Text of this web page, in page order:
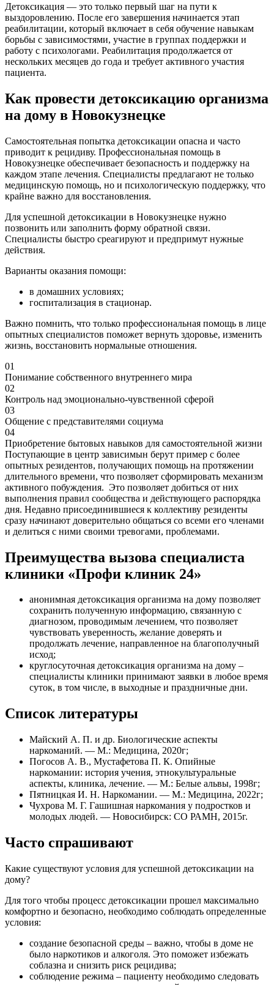
Детоксикация — это только первый шаг на пути к
выздоровлению. После его завершения начинается этап
реабилитации, который включает в себя обучение навыкам
борьбы с зависимостями, участие в группах поддержки и
работу с психологами. Реабилитация продолжается от
нескольких месяцев до года и требует активного участия
пациента.
Как провести детоксикацию организма
на дому в Новокузнецке
Самостоятельная попытка детоксикации опасна и часто
приводит к рецидиву. Профессиональная помощь в
Новокузнецке обеспечивает безопасность и поддержку на
каждом этапе лечения. Специалисты предлагают не только
медицинскую помощь, но и психологическую поддержку, что
крайне важно для восстановления.
Для успешной детоксикации в Новокузнецке нужно
позвонить или заполнить форму обратной связи.
Специалисты быстро среагируют и предпримут нужные
действия.
Варианты оказания помощи:
в домашних условиях;
госпитализация в стационар.
Важно помнить, что только профессиональная помощь в лице
опытных специалистов поможет вернуть здоровье, изменить
жизнь, восстановить нормальные отношения.
01
Понимание собственного внутреннего мира
02
Контроль над эмоционально-чувственной сферой
03
Общение с представителями социума
04
Приобретение бытовых навыков для самостоятельной жизни
Поступающие в центр зависимын берут пример с более
опытных резидентов, получающих помощь на протяжении
длительного времени, что позволяет сформировать механизм
активного побуждения. Это позволяет добиться от них
выполнения правил сообщества и действующего распорядка
дня. Недавно присоединившиеся к коллективу резиденты
сразу начинают доверительно общаться со всеми его членами
и делиться с ними своими тревогами, проблемами.
Преимущества вызова специалиста
клиники «Профи клиник 24»
анонимная детоксикация организма на дому позволяет
сохранить полученную информацию, связанную с
диагнозом, проводимым лечением, что позволяет
чувствовать уверенность, желание доверять и
продолжать лечение, направленное на благополучный
исход;
круглосуточная детоксикация организма на дому –
специалисты клиники принимают заявки в любое время
суток, в том числе, в выходные и праздничные дни.
Список литературы
Майский А. П. и др. Биологические аспекты
наркоманий. — М.: Медицина, 2020г;
Погосов А. В., Мустафетова П. К. Опийные
наркомании: история учения, этнокультуральные
аспекты, клиника, лечение. — М.: Белые альвы, 1998г;
Пятницкая И. Н. Наркомании. — М.: Медицина, 2022г;
Чухрова М. Г. Гашишная наркомания у подростков и
молодых людей. — Новосибирск: СО РАМН, 2015г.
Часто спрашивают
Какие существуют условия для успешной детоксикации на
дому?
Для того чтобы процесс детоксикации прошел максимально
комфортно и безопасно, необходимо соблюдать определенные
условия:
создание безопасной среды – важно, чтобы в доме не
было наркотиков и алкоголя. Это поможет избежать
соблазна и снизить риск рецидива;
соблюдение режима – пациенту необходимо следовать